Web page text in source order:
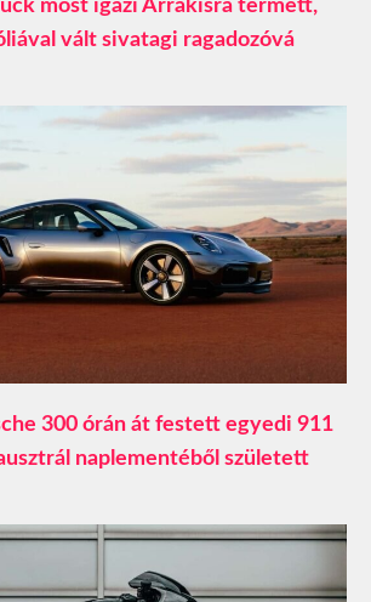
most igazi Arrakisra termett,
vált sivatagi ragadozóvá
300 órán át festett egyedi 911
ausztrál naplementéből született